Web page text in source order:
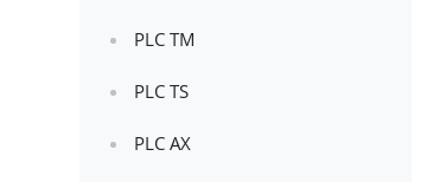
PLC TM
PLC TS
PLC AX